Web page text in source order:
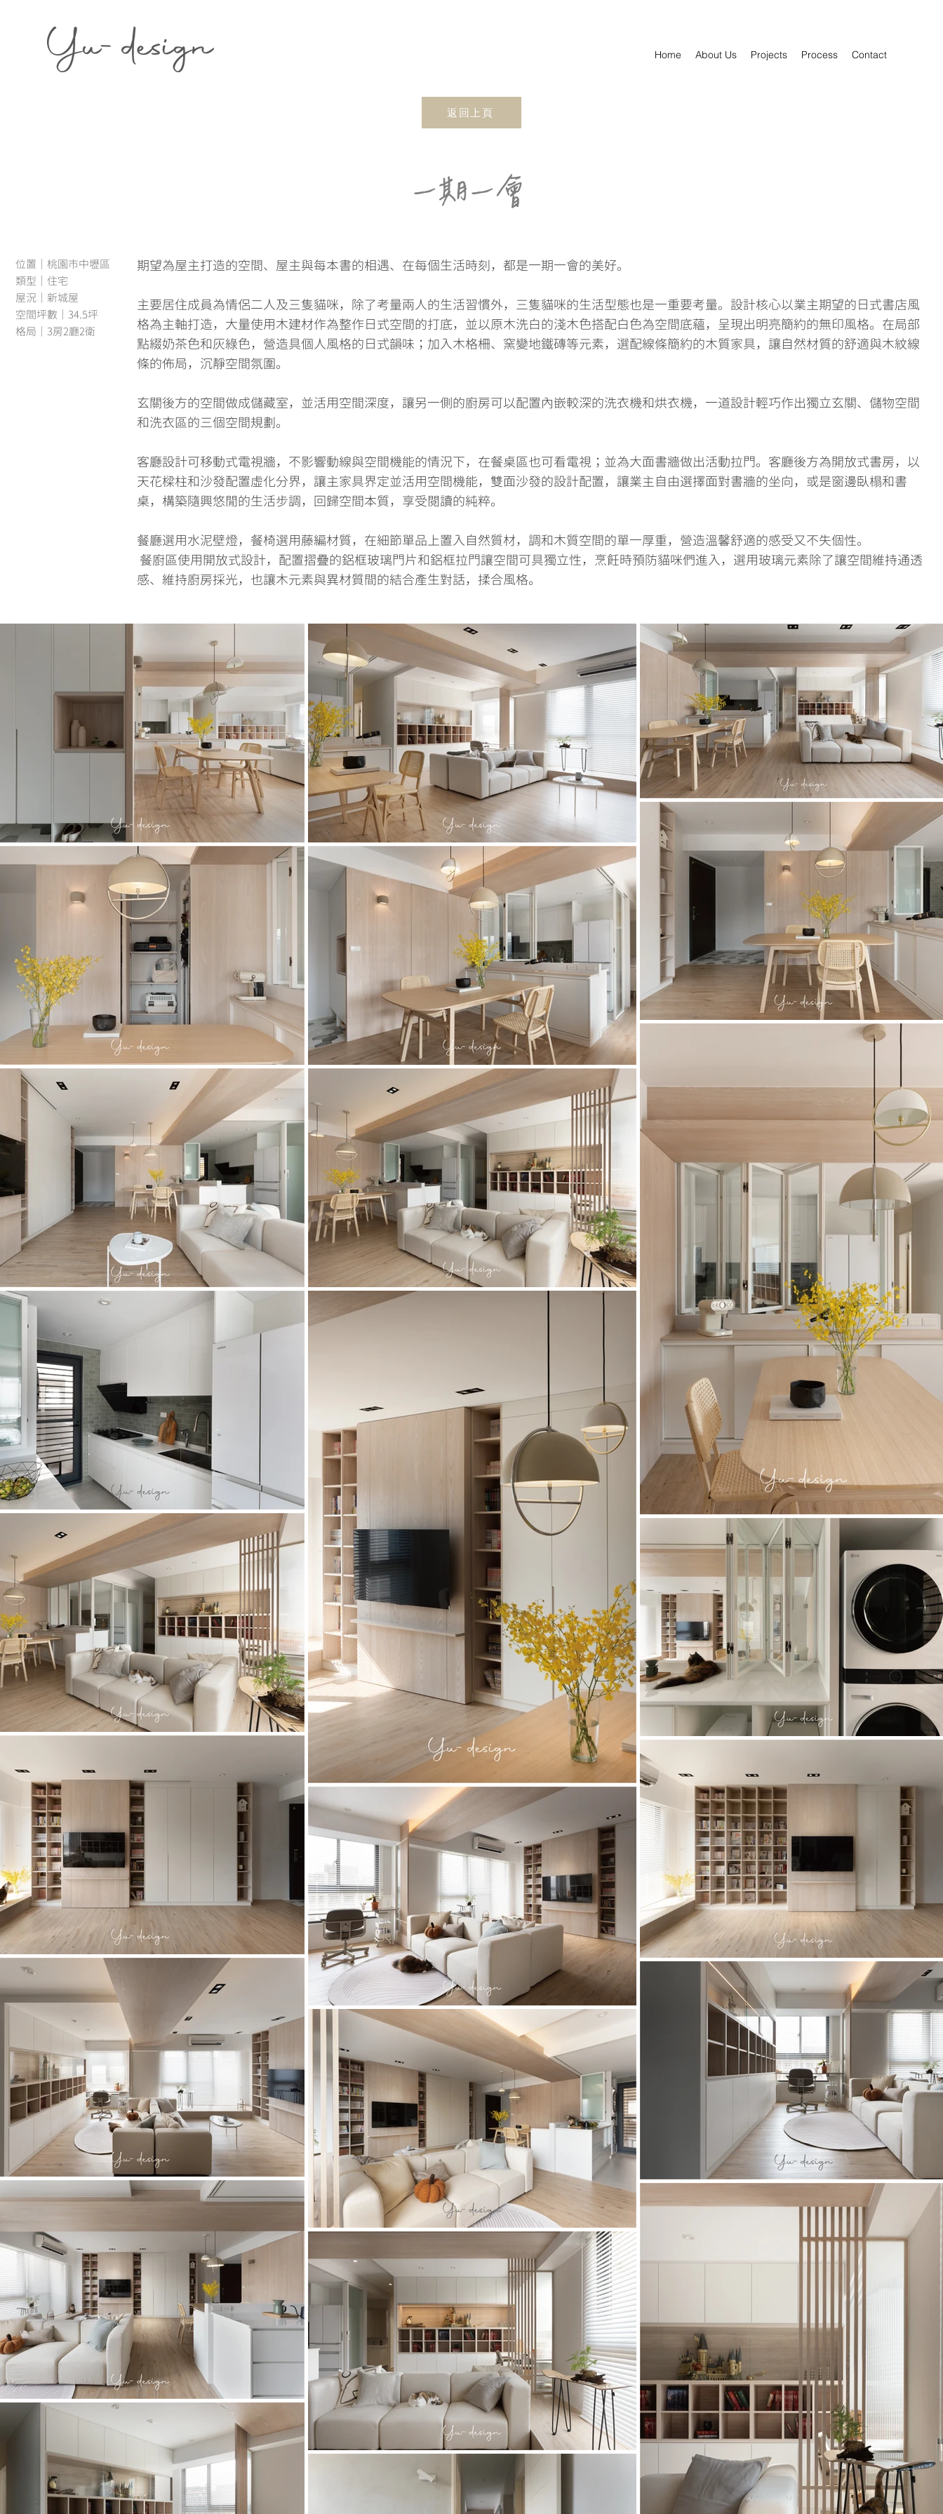
Home About Us Projects Process Contact
返回上頁
​一期一會
位置｜桃園市中壢區
類型｜住宅
屋況｜新城屋
空間坪數｜34.5坪
格局｜3房2廳2衛
期望為屋主打造的空間、屋主與每本書的相遇、在每個生活時刻，都是一期一會的美好。
主要居住成員為情侶二人及三隻貓咪，除了考量兩人的生活習慣外，三隻貓咪的生活型態也是一重要考量。設計核心以業主期望的日式書店風
格為主軸打造，大量使用木建材作為整作日式空間的打底，並以原木洗白的淺木色搭配白色為空間底蘊，呈現出明亮簡約的無印風格。在局部
點綴奶茶色和灰綠色，營造具個人風格的日式韻味；加入木格柵、窯變地鐵磚等元素，選配線條簡約的木質家具，讓自然材質的舒適與木紋線
條的佈局，沉靜空間氛圍。
玄關後方的空間做成儲藏室，並活用空間深度，讓另一側的廚房可以配置內嵌較深的洗衣機和烘衣機，一道設計輕巧作出獨立玄關、儲物空間
和洗衣區的三個空間規劃。
客廳設計可移動式電視牆，不影響動線與空間機能的情況下，在餐桌區也可看電視；並為大面書牆做出活動拉門。客廳後方為開放式書房，以
天花樑柱和沙發配置虛化分界，讓主家具界定並活用空間機能，雙面沙發的設計配置，讓業主自由選擇面對書牆的坐向，或是窗邊臥榻和書
桌，構築隨興悠閒的生活步調，回歸空間本質，享受閱讀的純粹。
餐廳選用水泥壁燈，餐椅選用藤編材質，在細節單品上置入自然質材，調和木質空間的單一厚重，營造溫馨舒適的感受又不失個性。
餐廚區使用開放式設計，配置摺疊的鋁框玻璃門片和鋁框拉門讓空間可具獨立性，烹飪時預防貓咪們進入，選用玻璃元素除了讓空間維持通透
感、維持廚房採光，也讓木元素與異材質間的結合產生對話，揉合風格。